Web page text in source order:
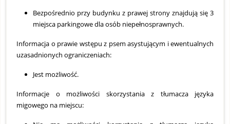
Bezpośrednio przy budynku z prawej strony znajdują się 3
miejsca parkingowe dla osób niepełnosprawnych.
Informacja o prawie wstępu z psem asystującym i ewentualnych
uzasadnionych ograniczeniach:
Jest możliwość.
Informacje o możliwości skorzystania z tłumacza języka
migowego na miejscu: